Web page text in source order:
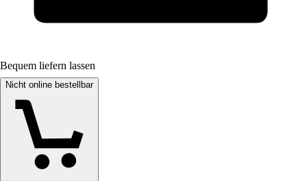
Bequem liefern lassen
Nicht online bestellbar